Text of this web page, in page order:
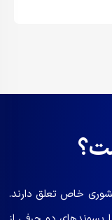
خاص تعلق دارند.